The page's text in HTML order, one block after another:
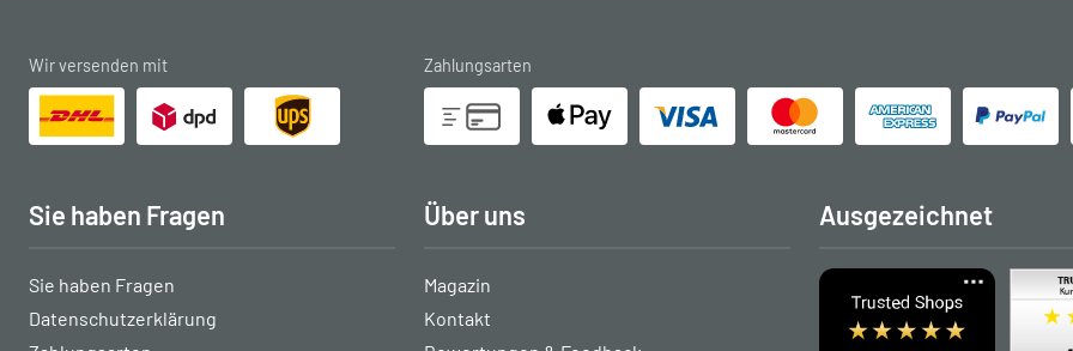
Wir versenden mit Zahlungsarten
Sie haben Fragen
Sie haben Fragen
Datenschutzerklärung
Über uns
Magazin
Kontakt
Ausgezeichnet